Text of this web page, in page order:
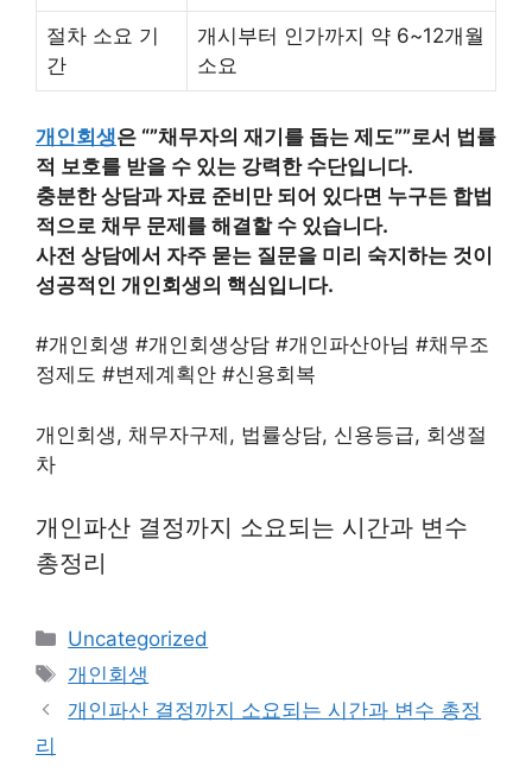
절차 소요 기
간
개시부터 인가까지 약 6~12개월
소요
개인회생은 “”채무자의 재기를 돕는 제도””로서 법률
적 보호를 받을 수 있는 강력한 수단입니다.
충분한 상담과 자료 준비만 되어 있다면 누구든 합법
적으로 채무 문제를 해결할 수 있습니다.
사전 상담에서 자주 묻는 질문을 미리 숙지하는 것이
성공적인 개인회생의 핵심입니다.
#개인회생 #개인회생상담 #개인파산아님 #채무조
정제도 #변제계획안 #신용회복
개인회생, 채무자구제, 법률상담, 신용등급, 회생절
차
개인파산 결정까지 소요되는 시간과 변수
총정리
Categories
Uncategorized
Tags
개인회생
개인파산 결정까지 소요되는 시간과 변수 총정
리